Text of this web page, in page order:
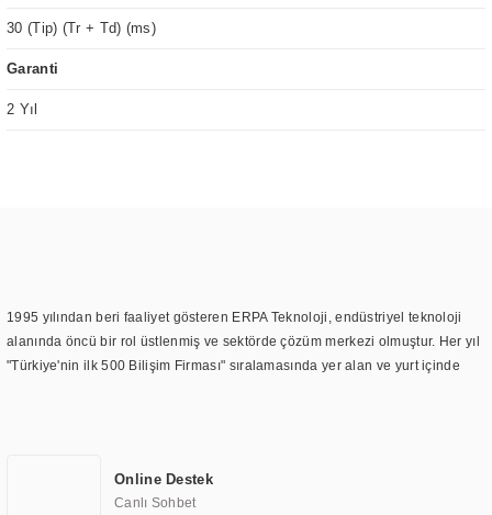
30 (Tip) (Tr + Td) (ms)
Garanti
2 Yıl
1995 yılından beri faaliyet gösteren ERPA Teknoloji, endüstriyel teknoloji
alanında öncü bir rol üstlenmiş ve sektörde çözüm merkezi olmuştur. Her yıl
"Türkiye'nin ilk 500 Bilişim Firması" sıralamasında yer alan ve yurt içinde
TOCHI markası altında kendi ürettiği ürünlerde kullanmıştır. Günümüzde
TOCHI; videowall, digital signage, kiosk, totem, akıllı durak ekranı, araç içi
Online Destek
Canlı Sohbet